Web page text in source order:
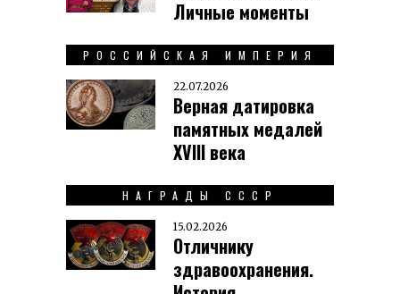
Личные моменты
РОССИЙСКАЯ ИМПЕРИЯ
22.07.2026
Верная датировка
памятных медалей
XVIII века
НАГРАДЫ СССР
15.02.2026
Отличнику
здравоохранения.